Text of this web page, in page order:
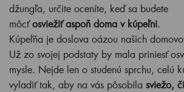
džungľa, určite oceníte, keď sa budete
môcťosviežiť aspoň doma v kúpeľni.
Kúpeľňa je doslova oázou našich
Už zo svojej podstaty by mala priniesť
mysle. Nejde len o studenú sprchu, celú
vyladiť tak, aby na vás pôsobila sviežo,